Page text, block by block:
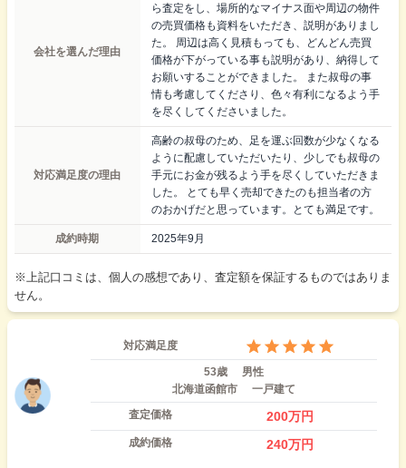
会社を選んだ理由
ら査定をし、場所的なマイナス面や周辺の物件
の売買価格も資料をいただき、説明がありまし
た。 周辺は高く見積もっても、どんどん売買
価格が下がっている事も説明があり、納得して
お願いすることができました。 また叔母の事
情も考慮してくださり、色々有利になるよう手
を尽くしてくださいました。
対応満足度の理由
高齢の叔母のため、足を運ぶ回数が少なくなる
ように配慮していただいたり、少しでも叔母の
手元にお金が残るよう手を尽くしていただきま
した。 とても早く売却できたのも担当者の方
のおかげだと思っています。とても満足です。
成約時期 2025年9月
※上記口コミは、個人の感想であり、査定額を保証するものではありま
せん。
対応満足度
53歳
男性
北海道函館市
一戸建て
査定価格
200万円
成約価格 240万円